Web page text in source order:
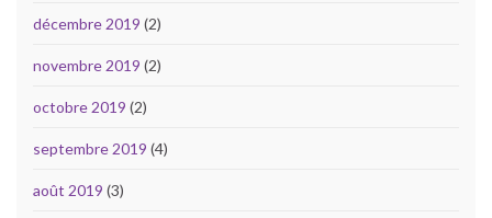
décembre 2019 (2)
novembre 2019 (2)
octobre 2019 (2)
septembre 2019 (4)
août 2019 (3)